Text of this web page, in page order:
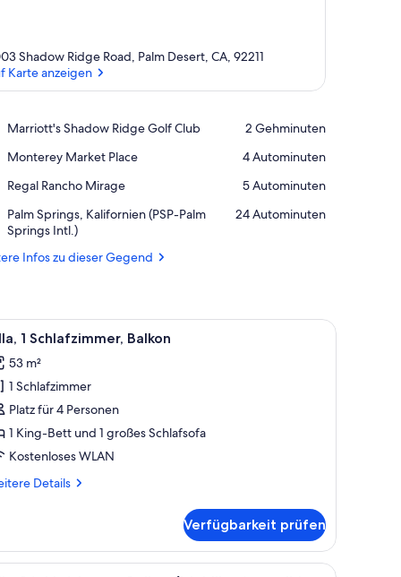
Shadow Ridge Road, Palm Desert, CA, 92211
Karte anzeigen
Marriott's Shadow Ridge Golf Club
Place,
Shadow
Golf
Club
‪2 Gehminuten‬
Monterey Market Place
Place,
Market
‪4 Autominuten‬
Regal Rancho Mirage
Place,
Rancho
Mirage
‪5 Autominuten‬
Palm Springs, Kalifornien (PSP-Palm
Springs Intl.)
Airport,
Palm
Kalifornien
‪24 Autominuten‬
Infos zu dieser Gegend
Teppich.einem Hocker, Sesseln, einem Glastisch und einem farbenfrohen
Ein modernes Wohnzimmer mit einem
4 1 Schlafzimmer, Balkon
53 m²
1 Schlafzimmer
Platz für 4 Personen
1 King-Bett und 1 großes Schlafsofa
Kostenloses WLAN
Details
Verfügbarkeit prüfen
auf einen Golfplatz durch das Fenster.
einem Deckenventilator, einer Sitzecke mit Tisch und Stühlen sowie Blick
Ein Hotelzimmer mit einem großen Bett,